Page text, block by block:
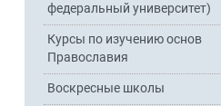
федеральный университет)
Курсы по изучению основ
Православия
Воскресные школы